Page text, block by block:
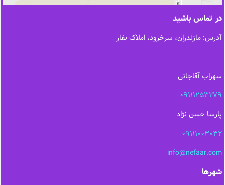
در تماس باشید
آدرس: مازندران، سرخرود، املاک نفار
سهراب آقاجانی
09111253279
پارسا حسن نژاد
09111003032
info@nefaar.com
شهرها